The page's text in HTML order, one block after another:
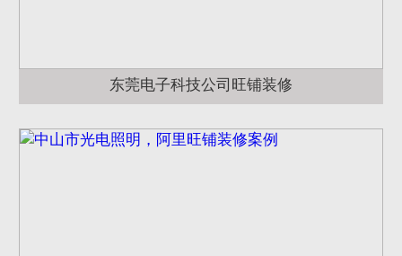
东莞电子科技公司旺铺装修